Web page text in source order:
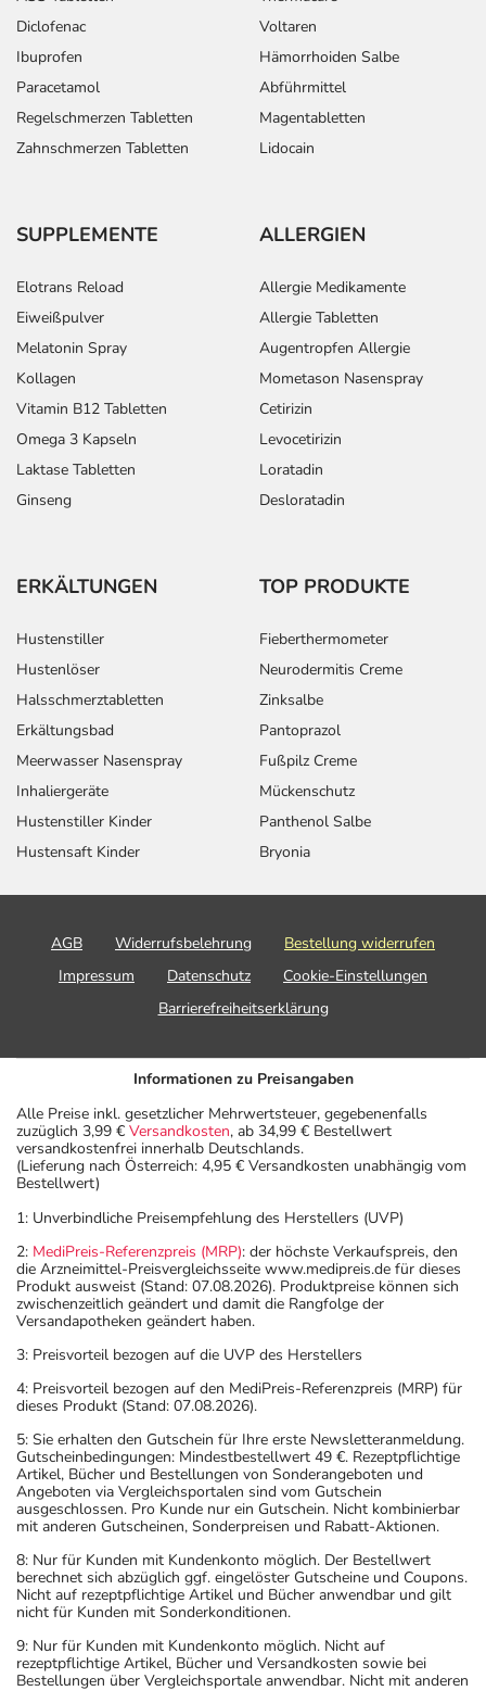
Diclofenac
Ibuprofen
Paracetamol
Regelschmerzen Tabletten
Zahnschmerzen Tabletten
Voltaren
Hämorrhoiden Salbe
Abführmittel
Magentabletten
Lidocain
SUPPLEMENTE
Elotrans Reload
Eiweißpulver
Melatonin Spray
Kollagen
Vitamin B12 Tabletten
Omega 3 Kapseln
Laktase Tabletten
Ginseng
ALLERGIEN
Allergie Medikamente
Allergie Tabletten
Augentropfen Allergie
Mometason Nasenspray
Cetirizin
Levocetirizin
Loratadin
Desloratadin
ERKÄLTUNGEN
Hustenstiller
Hustenlöser
Halsschmerztabletten
Erkältungsbad
Meerwasser Nasenspray
Inhaliergeräte
Hustenstiller Kinder
Hustensaft Kinder
TOP PRODUKTE
Fieberthermometer
Neurodermitis Creme
Zinksalbe
Pantoprazol
Fußpilz Creme
Mückenschutz
Panthenol Salbe
Bryonia
AGB Widerrufsbelehrung
Bestellung widerrufen
Impressum
Datenschutz
Cookie-Einstellungen
Barrierefreiheitserklärung
Informationen zu Preisangaben
Alle Preise inkl. gesetzlicher Mehrwertsteuer, gegebenenfalls
zuzüglich 3,99 € Versandkosten, ab 34,99 € Bestellwert
versandkostenfrei innerhalb Deutschlands.
(Lieferung nach Österreich: 4,95 € Versandkosten unabhängig vom
Bestellwert)
1: Unverbindliche Preisempfehlung des Herstellers (UVP)
2: MediPreis-Referenzpreis (MRP): der höchste Verkaufspreis, den
die Arzneimittel-Preisvergleichsseite www.medipreis.de für dieses
Produkt ausweist (Stand: 07.08.2026). Produktpreise können sich
zwischenzeitlich geändert und damit die Rangfolge der
Versandapotheken geändert haben.
3: Preisvorteil bezogen auf die UVP des Herstellers
4: Preisvorteil bezogen auf den MediPreis-Referenzpreis (MRP) für
dieses Produkt (Stand: 07.08.2026).
5: Sie erhalten den Gutschein für Ihre erste Newsletteranmeldung.
Gutscheinbedingungen: Mindestbestellwert 49 €. Rezeptpflichtige
Artikel, Bücher und Bestellungen von Sonderangeboten und
Angeboten via Vergleichsportalen sind vom Gutschein
ausgeschlossen. Pro Kunde nur ein Gutschein. Nicht kombinierbar
mit anderen Gutscheinen, Sonderpreisen und Rabatt-Aktionen.
8: Nur für Kunden mit Kundenkonto möglich. Der Bestellwert
berechnet sich abzüglich ggf. eingelöster Gutscheine und Coupons.
Nicht auf rezeptpflichtige Artikel und Bücher anwendbar und gilt
nicht für Kunden mit Sonderkonditionen.
9: Nur für Kunden mit Kundenkonto möglich. Nicht auf
rezeptpflichtige Artikel, Bücher und Versandkosten sowie bei
Bestellungen über Vergleichsportale anwendbar. Nicht mit anderen